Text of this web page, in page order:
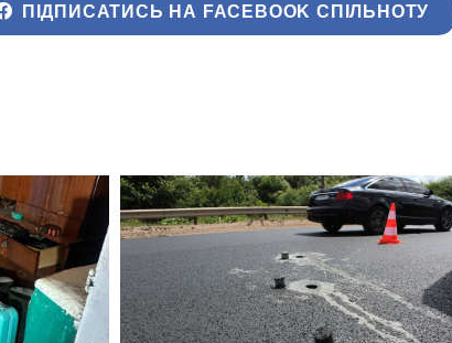
ПІДПИСАТИСЬ НА FACEBOOK СПІЛЬНОТУ